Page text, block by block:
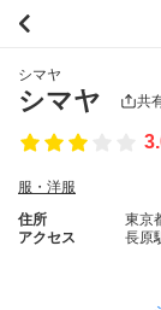
シマヤ
シマヤ 共
服・洋服
住所
東京
アクセス
長原